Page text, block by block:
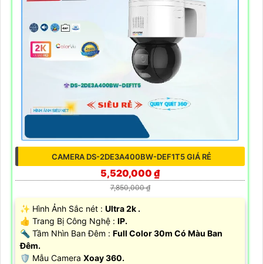
CAMERA DS-2DE3A400BW-DEF1T5 GIÁ RẺ
5,520,000 ₫
7,850,000 ₫
✨ Hình Ảnh Sắc nét : Ultra 2k .
👍 Trang Bị Công Nghệ : IP.
🔦 Tầm Nhìn Ban Đêm : Full Color 30m Có Màu Ban
Đêm.
🛡 Mẫu Camera Xoay 360.